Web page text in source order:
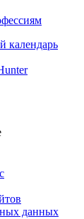
календарь
данных